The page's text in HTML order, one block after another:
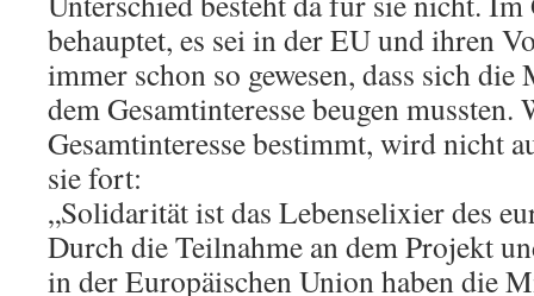
behauptet, es sei in der EU und ihren
immer schon so gewesen, dass sich
dem Gesamtinteresse beugen mussten.
Gesamtinteresse bestimmt, wird nicht
sie fort:
„Solidarität ist das Lebenselixier des
Durch die Teilnahme an dem Projekt
in der Europäischen Union haben die